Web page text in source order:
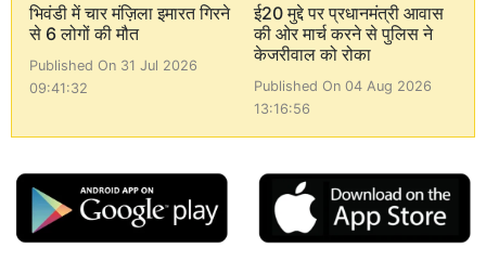
भिवंडी में चार मंज़िला इमारत गिरने
से 6 लोगों की मौत
Published On 31 Jul 2026
09:41:32
ई20 मुद्दे पर प्रधानमंत्री आवास
की ओर मार्च करने से पुलिस ने
केजरीवाल को रोका
Published On 04 Aug 2026
13:16:56